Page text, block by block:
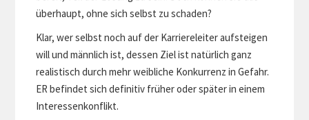
überhaupt, ohne sich selbst zu schaden?
Klar, wer selbst noch auf der Karriereleiter aufsteigen
will und männlich ist, dessen Ziel ist natürlich ganz
realistisch durch mehr weibliche Konkurrenz in Gefahr.
ER befindet sich definitiv früher oder später in einem
Interessenkonflikt.